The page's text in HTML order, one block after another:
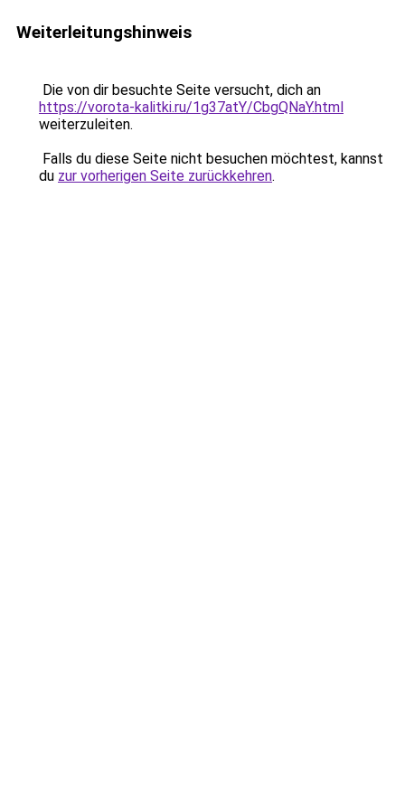
Weiterleitungshinweis
Die von dir besuchte Seite versucht, dich an
https://vorota-kalitki.ru/1g37atY/CbgQNaY.html
weiterzuleiten.
Falls du diese Seite nicht besuchen möchtest, kannst
du zur vorherigen Seite zurückkehren.